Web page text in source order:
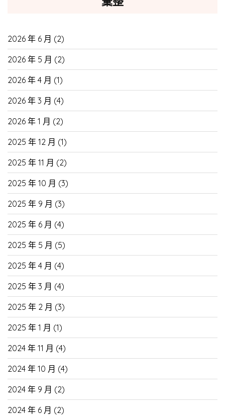
2026 年 6 月 (2)
2026 年 5 月 (2)
2026 年 4 月 (1)
2026 年 3 月 (4)
2026 年 1 月 (2)
2025 年 12 月 (1)
2025 年 11 月 (2)
2025 年 10 月 (3)
2025 年 9 月 (3)
2025 年 6 月 (4)
2025 年 5 月 (5)
2025 年 4 月 (4)
2025 年 3 月 (4)
2025 年 2 月 (3)
2025 年 1 月 (1)
2024 年 11 月 (4)
2024 年 10 月 (4)
2024 年 9 月 (2)
2024 年 6 月 (2)